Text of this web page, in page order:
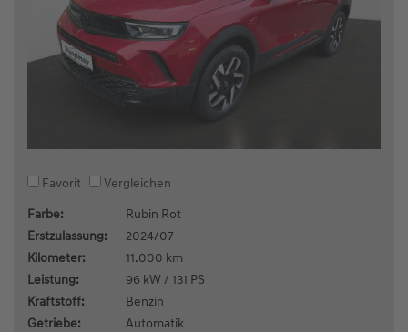
Favorit
Vergleichen
Farbe:
Rubin Rot
Erstzulassung:
2024/07
Kilometer:
11.000 km
Leistung:
96 kW / 131 PS
Kraftstoff:
Benzin
Getriebe:
Automatik